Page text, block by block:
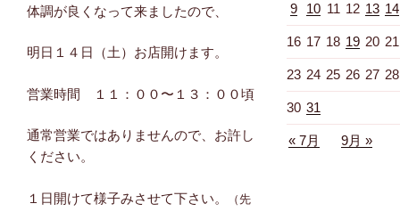
体調が良くなって来ましたので、
明日１４日（土）お店開けます。
営業時間 １１：００〜１３：００頃
通常営業ではありませんので、お許し
ください。
１日開けて様子みさせて下さい。
（先
9 10 11 12 13 14
16 17 18 19 20 21
23 24 25 26 27 28
30 31
« 7月 9月 »